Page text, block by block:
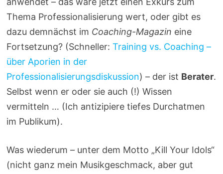
Thema Professionalisierung wert, oder gibt es
dazu demnächst im Coaching-Magazin eine
Fortsetzung? (Schneller:Training vs. Coaching –
über Aporien in der
Professionalisierungsdiskussion) – der ist Berater.
Selbst wenn er oder sie auch (!) Wissen
vermitteln … (Ich antizipiere tiefes Durchatmen
im Publikum).
Was wiederum – unter dem Motto „Kill Your Idols“
(nicht ganz mein Musikgeschmack, aber gut